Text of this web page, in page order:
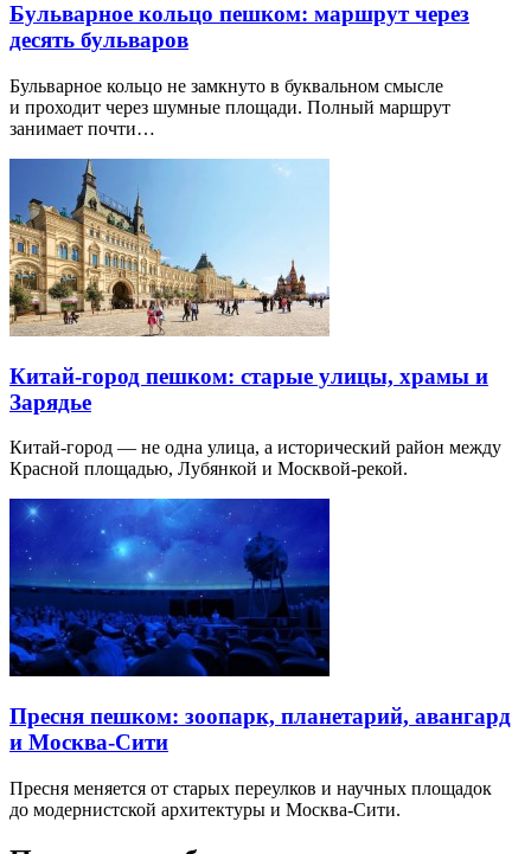
Бульварное кольцо пешком: маршрут через
десять бульваров
Бульварное кольцо не замкнуто в буквальном смысле
и проходит через шумные площади. Полный маршрут
занимает почти…
Китай-город пешком: старые улицы, храмы и
Зарядье
Китай-город — не одна улица, а исторический район между
Красной площадью, Лубянкой и Москвой-рекой.
Пресня пешком: зоопарк, планетарий, авангард
и Москва-Сити
Пресня меняется от старых переулков и научных площадок
до модернистской архитектуры и Москва-Сити.